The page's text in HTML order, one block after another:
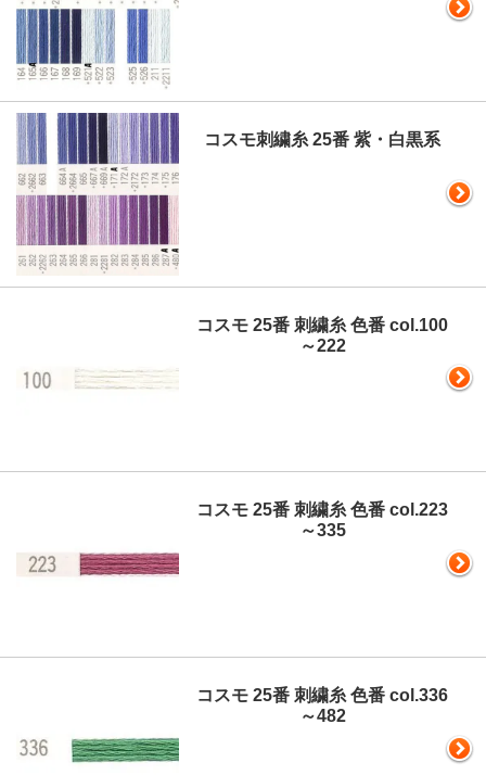
コスモ刺繍糸 25番 紫・白黒系
コスモ 25番 刺繍糸 色番 col.100
～222
コスモ 25番 刺繍糸 色番 col.223
～335
コスモ 25番 刺繍糸 色番 col.336
～482